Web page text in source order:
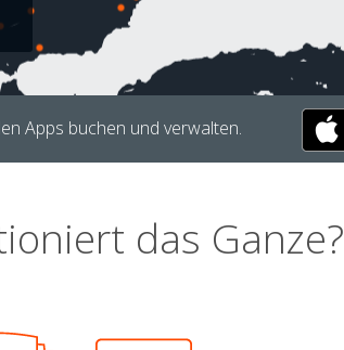
Apps buchen und verwalten.
das Ganze?